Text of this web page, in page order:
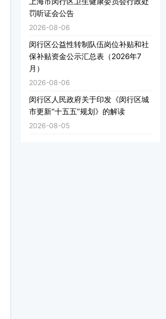
罚听证会公告
2026-08-06
闵行区公益性转制队伍岗位补贴和社
保补贴资金公示汇总表（2026年7
月）
2026-08-06
闵行区人民政府关于印发《闵行区城
市更新“十五五”规划》的解读
2026-08-05